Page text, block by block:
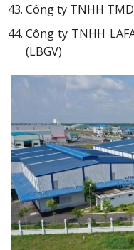
Công ty TNHH
Công ty TNHH
(LBGV)